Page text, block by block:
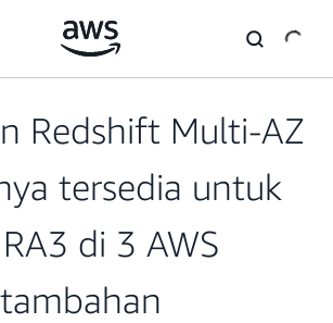
Redshift Multi-AZ
tersedia untuk
di 3 AWS